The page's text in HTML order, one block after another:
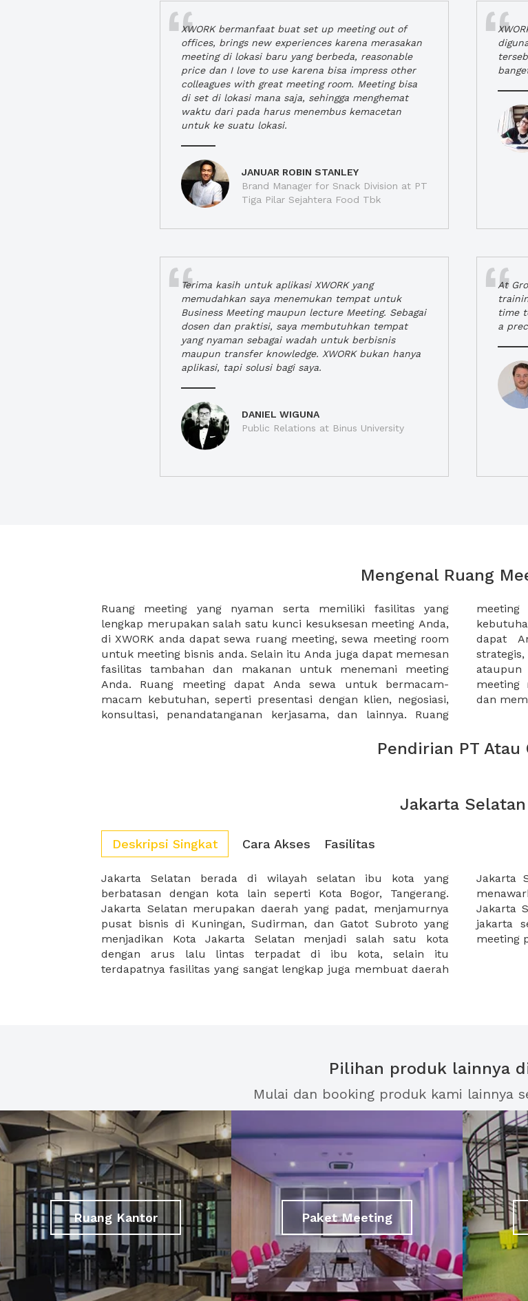
XWORK bermanfaat buat set up meeting out of
offices, brings new experiences karena merasakan
meeting di lokasi baru yang berbeda, reasonable
price dan I love to use karena bisa impress other
colleagues with great meeting room. Meeting bisa
di set di lokasi mana saja, sehingga menghemat
waktu dari pada harus menembus kemacetan
untuk ke suatu lokasi.
JANUAR ROBIN STANLEY
Brand Manager for Snack Division at PT
Tiga Pilar Sejahtera Food Tbk
Terima kasih untuk aplikasi XWORK yang
memudahkan saya menemukan tempat untuk
Business Meeting maupun lecture Meeting. Sebagai
dosen dan praktisi, saya membutuhkan tempat
yang nyaman sebagai wadah untuk berbisnis
maupun transfer knowledge. XWORK bukan hanya
aplikasi, tapi solusi bagi saya.
DANIEL WIGUNA
Public Relations at Binus University
At
time
a
Mengenal Ruang
Ruang meeting yang nyaman serta memiliki fasilitas yang
lengkap merupakan salah satu kunci kesuksesan meeting Anda,
di XWORK anda dapat sewa ruang meeting, sewa meeting room
untuk meeting bisnis anda. Selain itu Anda juga dapat memesan
fasilitas tambahan dan makanan untuk menemani meeting
Anda. Ruang meeting dapat Anda sewa untuk bermacam-
macam kebutuhan, seperti presentasi dengan klien, negosiasi,
konsultasi, penandatanganan kerjasama, dan lainnya. Ruang
meeting juga dapat diatur susunan tempat duduk sesuai
kebutuhan dan ketersediaan ruangan. Ribuan ruang meeting
dapat Anda pilih berdasarkan corak interior, lokasi yang
strategis, harga yang sesuai dengan budget meeting Anda,
ataupun disesuaikan dengan kebutuhan klien Anda. Sewa
meeting room di XWORK akan mempermudah meeting Anda
dan
Pendirian PT Atau
Jakarta Selatan
Deskripsi Singkat Cara Akses Fasilitas
Jakarta Selatan berada di wilayah selatan ibu kota yang
berbatasan dengan kota lain seperti Kota Bogor, Tangerang.
Jakarta Selatan merupakan daerah yang padat, menjamurnya
pusat bisnis di Kuningan, Sudirman, dan Gatot Subroto yang
menjadikan Kota Jakarta Selatan menjadi salah satu kota
dengan arus lalu lintas terpadat di ibu kota, selain itu
terdapatnya fasilitas yang sangat lengkap juga membuat daerah
Jakarta Selatan sangat prestisius untuk usaha anda. XWORK
menawarkan sewa kantor Jakarta Selatan, coworking space di
Jakarta Selatan, ruang meeting jakarta selatan, meeting room
jakarta selatan, sewa virtual office jakarta selatan dan juga
meeting
Pilihan produk lainnya
Mulai dan booking produk kami lainnya
Ruang Kantor Paket Meeting